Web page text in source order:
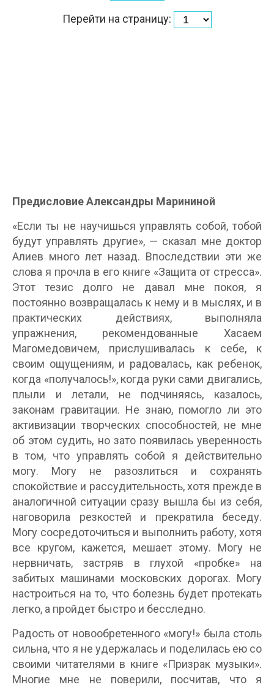
Перейти на страницу:
Предисловие Александры Марининой
«Если ты не научишься управлять собой, тобой
будут управлять другие», — сказал мне доктор
Алиев много лет назад. Впоследствии эти же
слова я прочла в его книге «Защита от стресса».
Этот тезис долго не давал мне покоя, я
постоянно возвращалась к нему и в мыслях, и в
практических действиях, выполняла
упражнения, рекомендованные Хасаем
Магомедовичем, прислушивалась к себе, к
своим ощущениям, и радовалась, как ребенок,
когда «получалось!», когда руки сами двигались,
плыли и летали, не подчиняясь, казалось,
законам гравитации. Не знаю, помогло ли это
активизации творческих способностей, не мне
об этом судить, но зато появилась уверенность
в том, что управлять собой я действительно
могу. Могу не разозлиться и сохранять
спокойствие и рассудительность, хотя прежде в
аналогичной ситуации сразу вышла бы из себя,
наговорила резкостей и прекратила беседу.
Могу сосредоточиться и выполнить работу, хотя
все кругом, кажется, мешает этому. Могу не
нервничать, застряв в глухой «пробке» на
забитых машинами московских дорогах. Могу
настроиться на то, что болезнь будет протекать
легко, а пройдет быстро и бесследно.
Радость от новообретенного «могу!» была столь
сильна, что я не удержалась и поделилась ею со
своими читателями в книге «Призрак музыки».
Многие мне не поверили, посчитав, что я